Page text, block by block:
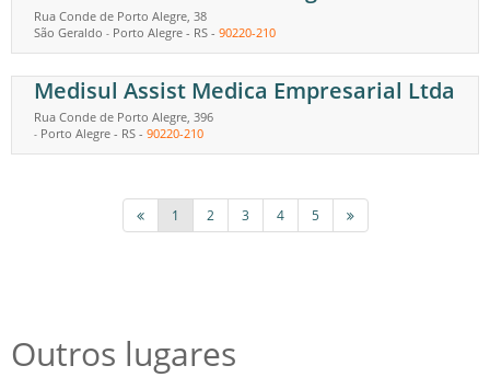
Rua Conde de Porto Alegre, 38
São Geraldo - Porto Alegre - RS - 90220-210
Medisul Assist Medica Empresarial Ltda
Rua Conde de Porto Alegre, 396
- Porto Alegre - RS - 90220-210
1 2 3 4 5
Outros lugares